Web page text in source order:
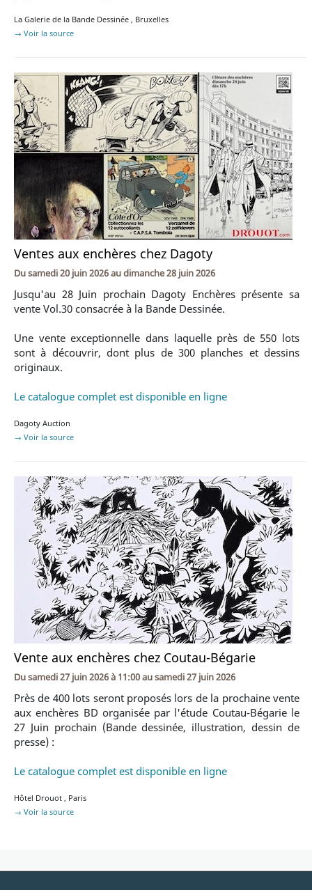
La Galerie de la Bande Dessinée , Bruxelles
→ Voir la source
Ventes aux enchères chez Dagoty
Dusamedi 20 juin 2026audimanche 28 juin 2026
Jusqu'au 28 Juin prochain Dagoty Enchères présente sa
vente Vol.30 consacrée à la Bande Dessinée.
Une vente exceptionnelle dans laquelle près de 550 lots
sont à découvrir, dont plus de 300 planches et dessins
originaux.
Le catalogue complet est disponible en ligne
Dagoty Auction
→ Voir la source
Vente aux enchères chez Coutau-Bégarie
Dusamedi 27 juin 2026 à 11:00ausamedi 27 juin 2026
Près de 400 lots seront proposés lors de la prochaine vente
aux enchères BD organisée par l'étude Coutau-Bégarie le
27 Juin prochain (Bande dessinée, illustration, dessin de
presse) :
Le catalogue complet est disponible en ligne
Hôtel Drouot , Paris
→ Voir la source